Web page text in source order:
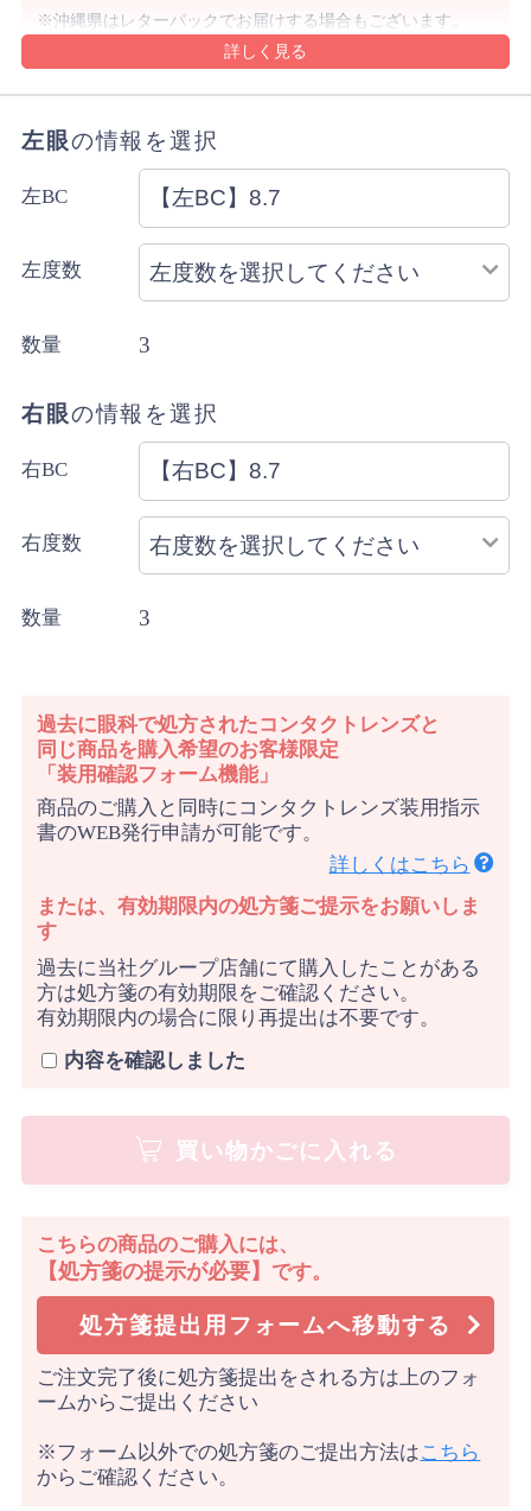
沖縄県はレターパックでお届けする場合もございます。
詳細・ご注意事項はご利用ガイドをご確認ください。
左眼の情報を選択
左BC
左度数
数量 3
右眼の情報を選択
右BC
右度数
数量 3
過去に眼科で処方されたコンタクトレンズと
同じ商品を購入希望のお客様限定
「装用確認フォーム機能」
商品のご購入と同時にコンタクトレンズ装用指示
書のWEB発行申請が可能です。
詳しくはこちら
または、有効期限内の処方箋ご提示をお願いしま
す
過去に当社グループ店舗にて購入したことがある
方は処方箋の有効期限をご確認ください。
有効期限内の場合に限り再提出は不要です。
内容を確認しました
買い物かごに入れる
こちらの商品のご購入には、
【処方箋の提示が必要】 です。
処方箋提出用フォームへ移動する
ご注文完了後に処方箋提出をされる方は上のフォ
ームからご提出ください
※フォーム以外での処方箋のご提出方法はこちら
からご確認ください。